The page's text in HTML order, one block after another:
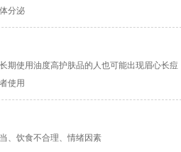
分泌
期使用油度高护肤品的人也可能出现眉心长痘
使用
、饮食不合理、情绪因素